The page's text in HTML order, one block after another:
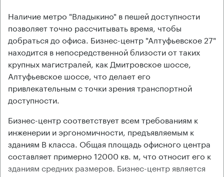
Наличие метро "Владыкино" в пешей доступности
позволяет точно рассчитывать время, чтобы
добраться до офиса. Бизнес-центр "Алтуфьевское 27"
находится в непосредственной близости от таких
крупных магистралей, как Дмитровское шоссе,
Алтуфьевское шоссе, что делает его
привлекательным с точки зрения транспортной
доступности.
Бизнес-центр соответствует всем требованиям к
инженерии и эргономичности, предъявляемым к
зданиям В класса. Общая площадь офисного центра
составляет примерно 12000 кв. м, что относит его к
зданиям средних размеров. Бизнес-центр является